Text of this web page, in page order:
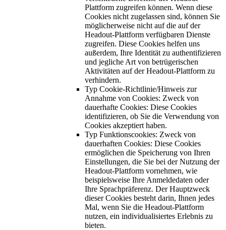
Plattform zugreifen können. Wenn diese
Cookies nicht zugelassen sind, können Sie
möglicherweise nicht auf die auf der
Headout-Plattform verfügbaren Dienste
zugreifen. Diese Cookies helfen uns
außerdem, Ihre Identität zu authentifizieren
und jegliche Art von betrügerischen
Aktivitäten auf der Headout-Plattform zu
verhindern.
Typ Cookie-Richtlinie/Hinweis zur
Annahme von Cookies: Zweck von
dauerhafte Cookies: Diese Cookies
identifizieren, ob Sie die Verwendung von
Cookies akzeptiert haben.
Typ Funktionscookies: Zweck von
dauerhaften Cookies: Diese Cookies
ermöglichen die Speicherung von Ihren
Einstellungen, die Sie bei der Nutzung der
Headout-Plattform vornehmen, wie
beispielsweise Ihre Anmeldedaten oder
Ihre Sprachpräferenz. Der Hauptzweck
dieser Cookies besteht darin, Ihnen jedes
Mal, wenn Sie die Headout-Plattform
nutzen, ein individualisiertes Erlebnis zu
bieten.